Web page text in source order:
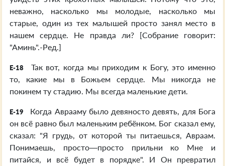
неважно, насколько мы молодые, насколько мы
старые, один из тех малышей просто занял место в
нашем сердце. Не правда ли? [Собрание говорит:
"Аминь".-Ред.]
E-18
Так вот, когда мы приходим к Богу, это именно
то, какие мы в Божьем сердце. Мы никогда не
покинем ту стадию. Мы всегда маленькие дети.
E-19
Когда Аврааму было девяносто девять, для Бога
он всё равно был маленьким ребёнком. Бог сказал ему,
сказал: "Я грудь, от которой ты питаешься, Авраам.
Понимаешь, просто—просто прильни ко Мне и
питайся, и всё будет в порядке". И Он превратил